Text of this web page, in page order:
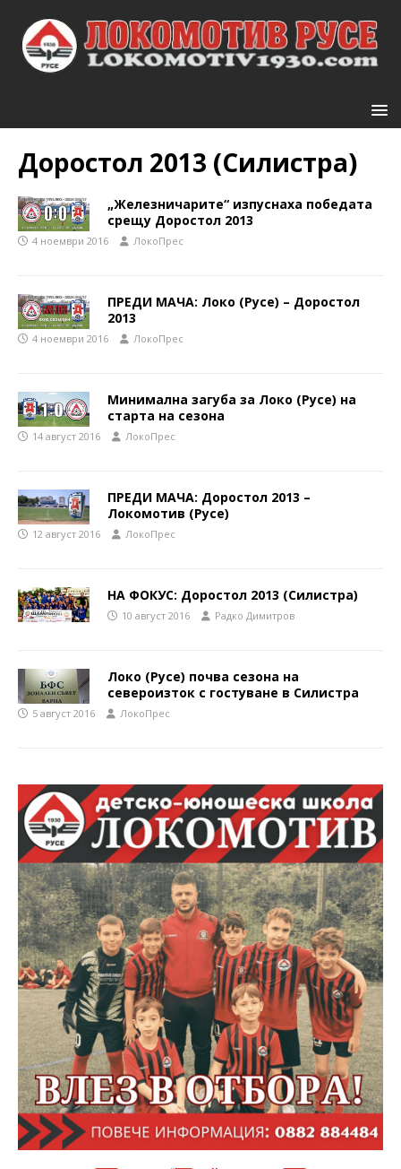
Доростол 2013 (Силистра)
„Железничарите“ изпуснаха победата
срещу Доростол 2013
4 ноември 2016 ЛокоПрес
ПРЕДИ МАЧА: Локо (Русе) – Доростол
2013
4 ноември 2016 ЛокоПрес
Минимална загуба за Локо (Русе) на
старта на сезона
14 август 2016 ЛокоПрес
ПРЕДИ МАЧА: Доростол 2013 –
Локомотив (Русе)
12 август 2016 ЛокоПрес
НА ФОКУС: Доростол 2013 (Силистра)
10 август 2016 Радко Димитров
Локо (Русе) почва сезона на
североизток с гостуване в Силистра
5 август 2016 ЛокоПрес